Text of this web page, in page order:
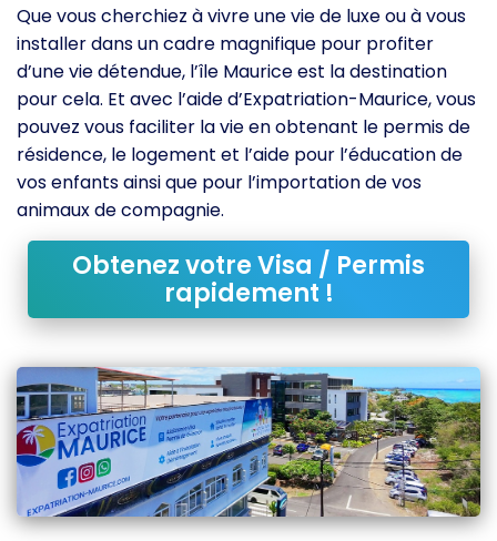
Que vous cherchiez à vivre une vie de luxe ou à vous
installer dans un cadre magnifique pour profiter
d’une vie détendue, l’île Maurice est la destination
pour cela. Et avec l’aide d’Expatriation-Maurice, vous
pouvez vous faciliter la vie en obtenant le permis de
résidence, le logement et l’aide pour l’éducation de
vos enfants ainsi que pour l’importation de vos
animaux de compagnie.
Obtenez votre Visa / Permis
rapidement !